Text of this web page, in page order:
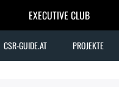
EXECUTIVE CLUB
CSR-GUIDE.AT PROJEKTE